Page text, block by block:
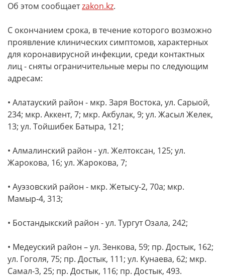
Об этом сообщаетzakon.kz.
С окончанием срока, в течение которого возможно
проявление клинических симптомов, характерных
для коронавирусной инфекции, среди контактных
лиц - сняты ограничительные меры по следующим
адресам:
• Алатауский район - мкр. Заря Востока, ул. Сарыой,
234; мкр. Аккент, 7; мкр. Акбулак, 9; ул. Жасыл Желек,
13; ул. Тойшибек Батыра, 121;
• Алмалинский район - ул. Желтоксан, 125; ул.
Жарокова, 16; ул. Жарокова, 7;
• Ауэзовский район - мкр. Жетысу-2, 70а; мкр.
Мамыр-4, 313;
• Бостандыкский район - ул. Тургут Озала, 242;
• Медеуский район – ул. Зенкова, 59; пр. Достык, 162;
ул. Гоголя, 75; пр. Достык, 111; ул. Кунаева, 62; мкр.
Самал-3, 25; пр. Достык, 116; пр. Достык, 493.